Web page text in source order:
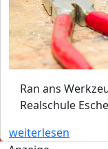
Ran ans
Realschule
weiterlesen